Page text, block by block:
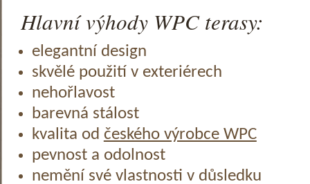
Hlavní výhody WPC terasy:
elegantní design
skvělé použití v exteriérech
nehořlavost
barevná stálost
kvalita od českého výrobce WPC
pevnost a odolnost
nemění své vlastnosti v důsledku